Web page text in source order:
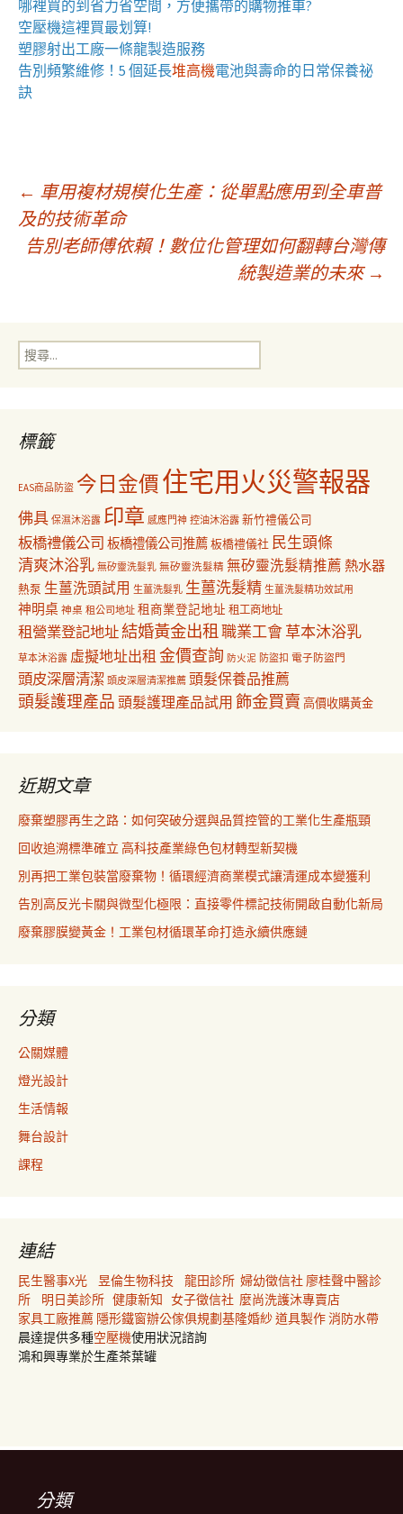
哪裡買的到省力省空間，方便攜帶的購物推車?
空壓機這裡買最划算!
塑膠射出工廠一條龍製造服務
告別頻繁維修！5 個延長堆高機電池與壽命的日常保養祕
訣
文
章
覽
← 車用複材規模化生產：從單點應用到全車普
及的技術革命
告別老師傅依賴！數位化管理如何翻轉台灣傳
統製造業的未來 →
搜
尋
標籤
EAS商品防盜 今日金價住宅用火災警報器
佛具 保濕沐浴露 印章 感應門神 控油沐浴露 新竹禮儀公司
板橋禮儀公司 板橋禮儀公司推薦板橋禮儀社 民生頭條
清爽沐浴乳 無矽靈洗髮乳 無矽靈洗髮精 無矽靈洗髮精推薦 熱水器
熱泵 生薑洗頭試用 生薑洗髮乳 生薑洗髮精 生薑洗髮精功效試用
神明桌 神桌 租公司地址 租商業登記地址 租工商地址
租營業登記地址結婚黃金出租職業工會草本沐浴乳
草本沐浴露 虛擬地址出租 金價查詢 防火泥 防盜扣 電子防盜門
頭皮深層清潔 頭皮深層清潔推薦 頭髮保養品推薦
頭髮護理產品 頭髮護理產品試用 飾金買賣 高價收購黃金
近期文章
廢棄塑膠再生之路：如何突破分選與品質控管的工業化生產瓶頸
回收追溯標準確立 高科技產業綠色包材轉型新契機
別再把工業包裝當廢棄物！循環經濟商業模式讓清運成本變獲利
告別高反光卡關與微型化極限：直接零件標記技術開啟自動化新局
廢棄膠膜變黃金！工業包材循環革命打造永續供應鏈
分類
公關媒體
燈光設計
生活情報
舞台設計
課程
連結
民生醫事X光 昱倫生物科技 龍田診所 婦幼徵信社 廖桂聲中醫診
所
明日美診所 健康新知 女子徵信社 麼尚洗護沐專賣店
家具工廠推薦 隱形鐵窗辦公傢俱規劃基隆婚紗道具製作消防水帶
晨達提供多種空壓機使用狀況諮詢
鴻和興專業於生產茶葉罐
分類